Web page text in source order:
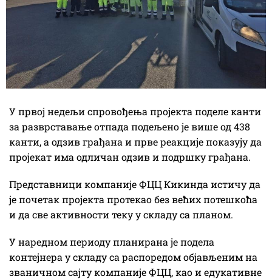
У првој недељи спровођења пројекта поделе канти
за разврставање отпада подељено је више од 438
канти, а одзив грађана и прве реакције показују да
пројекат има одличан одзив и подршку грађана.
Представници компаније ФЦЦ Кикинда истичу да
је почетак пројекта протекао без већих потешкоћа
и да све активности теку у складу са планом.
У наредном периоду планирана је подела
контејнера у складу са распоредом објављеним на
званичном сајту компаније ФЦЦ, као и едукативне